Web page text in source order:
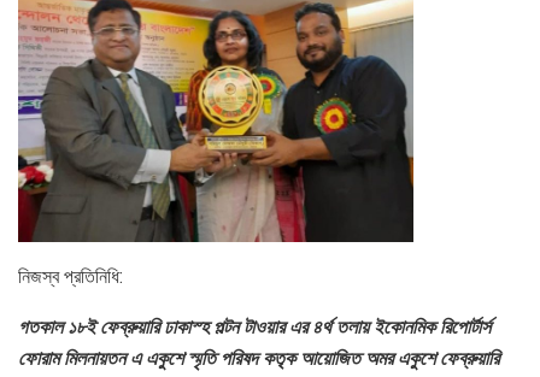
নিজস্ব প্রতিনিধি:
গতকাল ১৮ই ফেব্রুয়ারি ঢাকাস্হ পল্টন টাওয়ার এর ৪র্থ তলায় ইকোনমিক রিপোর্টার্স
ফোরাম মিলনায়তন এ একুশে স্মৃতি পরিষদ কতৃক আয়োজিত অমর একুশে ফেব্রুয়ারি